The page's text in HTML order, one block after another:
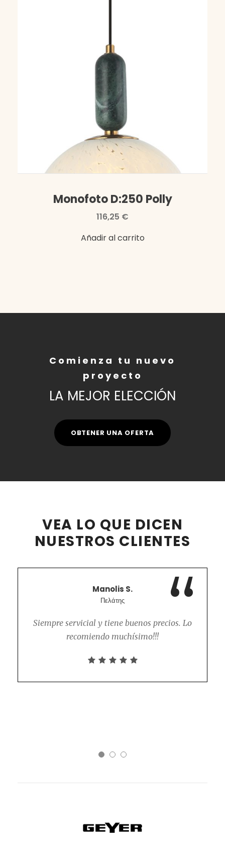
Monofoto D:250 Polly
116,25 €
Añadir al carrito
Comienza tu nuevo
proyecto
LA MEJOR ELECCIÓN
OBTENER UNA OFERTA
VEA LO QUE DICEN
NUESTROS CLIENTES
“
Manolis S.
Πελάτης
Siempre servicial y tiene buenos precios. Lo
recomiendo muchísimo!!!